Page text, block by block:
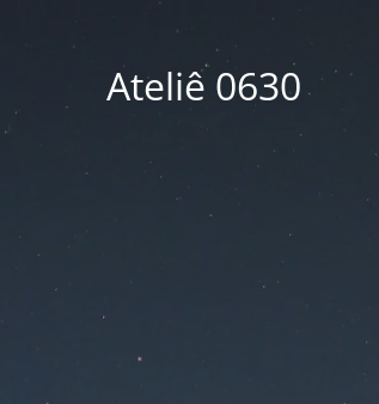
Ateliê 0630